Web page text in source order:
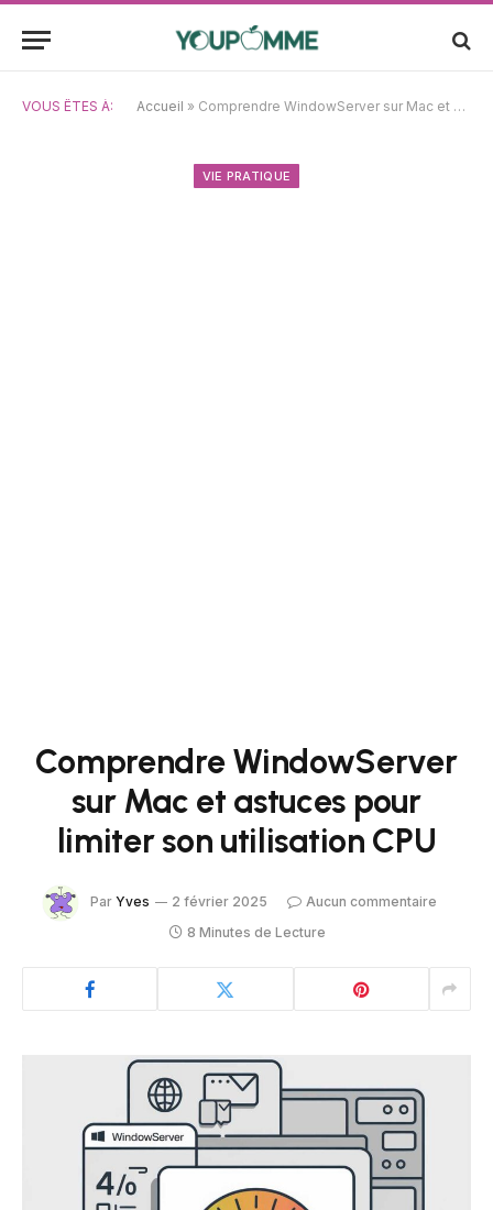
VOUS ÊTES À: Accueil » Comprendre WindowServer sur Mac et astuces pour limiter son utilisation CPU
VIE PRATIQUE
Comprendre WindowServer
sur Mac et astuces pour
limiter son utilisation CPU
Par Yves 2 février 2025
Aucun commentaire
8 Minutes de Lecture